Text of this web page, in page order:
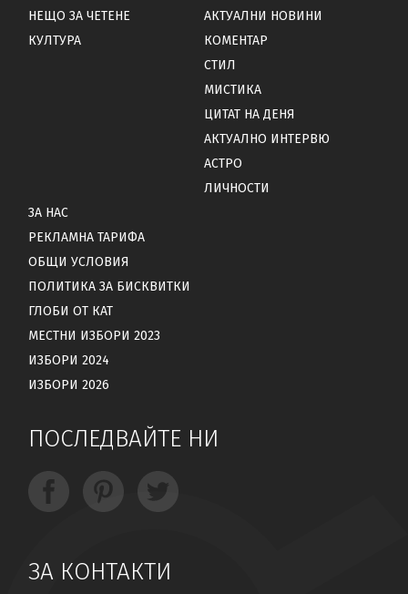
НЕЩО ЗА ЧЕТЕНЕ
КУЛТУРА
АКТУАЛНИ НОВИНИ
КОМЕНТАР
СТИЛ
МИСТИКА
ЦИТАТ НА ДЕНЯ
АКТУАЛНО ИНТЕРВЮ
АСТРО
ЛИЧНОСТИ
ЗА НАС
РЕКЛАМНА ТАРИФА
ОБЩИ УСЛОВИЯ
ПОЛИТИКА ЗА БИСКВИТКИ
ГЛОБИ ОТ КАТ
МЕСТНИ ИЗБОРИ 2023
ИЗБОРИ 2024
ИЗБОРИ 2026
ПОСЛЕДВАЙТЕ НИ
ЗА КОНТАКТИ